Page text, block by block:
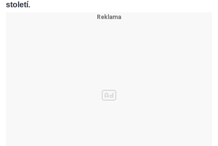
století.